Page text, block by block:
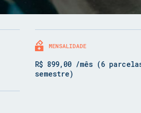
MENSALIDADE
R$ 899,00 /mês (6
semestre)